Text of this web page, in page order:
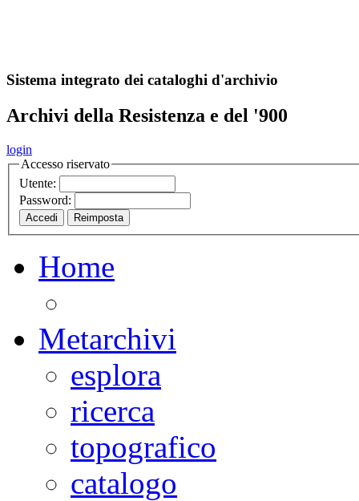
Sistema integrato dei cataloghi d'archivio
Archivi della Resistenza e del '900
login
Accesso riservato
Utente:
Password:
Home
Metarchivi
esplora
ricerca
topografico
catalogo